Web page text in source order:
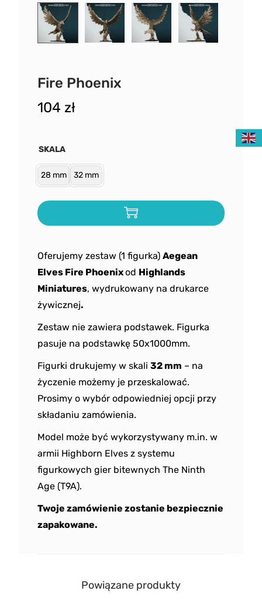
Fire Phoenix
104 zł
Oferujemy zestaw (1 figurka) Aegean
Elves Fire Phoenixod Highlands
Miniatures, wydrukowany na drukarce
żywicznej.
Zestaw nie zawiera podstawek. Figurka
pasuje na podstawkę 50x1000mm.
Figurki drukujemy w skali 32 mm – na
życzenie możemy je przeskalować.
Prosimy o wybór odpowiedniej opcji przy
składaniu zamówienia.
Model może być wykorzystywany m.in. w
armii Highborn Elves z systemu
figurkowych gier bitewnych The Ninth
Age (T9A).
Twoje zamówienie zostanie bezpiecznie
zapakowane.
SKALA
28 mm 32 mm
Powiązane produkty